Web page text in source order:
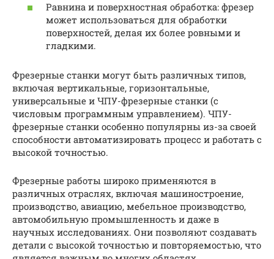
Равнина и поверхностная обработка: фрезер
может использоваться для обработки
поверхностей, делая их более ровными и
гладкими.
Фрезерные станки могут быть различных типов,
включая вертикальные, горизонтальные,
универсальные и ЧПУ-фрезерные станки (с
числовым программным управлением). ЧПУ-
фрезерные станки особенно популярны из-за своей
способности автоматизировать процесс и работать с
высокой точностью.
Фрезерные работы широко применяются в
различных отраслях, включая машиностроение,
производство, авиацию, мебельное производство,
автомобильную промышленность и даже в
научных исследованиях. Они позволяют создавать
детали с высокой точностью и повторяемостью, что